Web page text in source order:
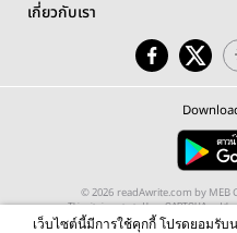
เกี่ยวกับเรา
© 2026 readAwrite.com by
This site is protected by reCAPTCHA and
เว็บไซต์นี้มีการใช้คุกกี้ โปรดยอมรับ